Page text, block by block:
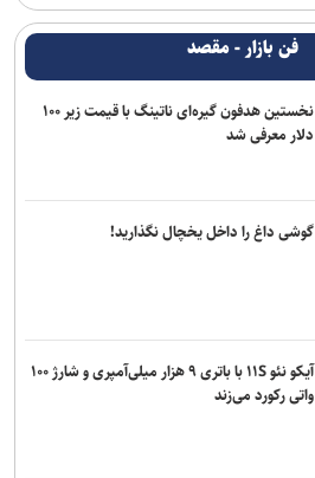
فن بازار - مقصد
نخستین هدفون گیره‌ای ناتینگ با قیمت زیر ۱۰۰
دلار معرفی شد
گوشی داغ را داخل یخچال نگذارید!
آیکو نئو ۱۱S با باتری ۹ هزار میلی‌آمپری و شارژ ۱۰۰
واتی رکورد می‌زند